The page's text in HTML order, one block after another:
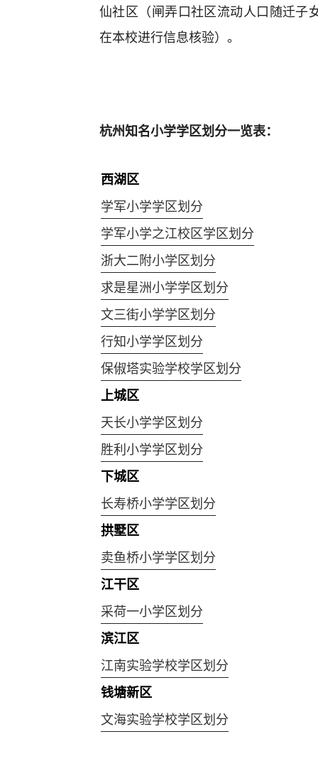
仙社区（闸弄口社区流动人口随迁子
在本校进行信息核验）。
杭州知名小学学区划分一览表：
西湖区
学军小学学区划分
学军小学之江校区学区划分
浙大二附小学区划分
求是星洲小学学区划分
文三街小学学区划分
行知小学学区划分
保俶塔实验学校学区划分
上城区
天长小学学区划分
胜利小学学区划分
下城区
长寿桥小学学区划分
拱墅区
卖鱼桥小学学区划分
江干区
采荷一小学区划分
滨江区
江南实验学校学区划分
钱塘新区
文海实验学校学区划分